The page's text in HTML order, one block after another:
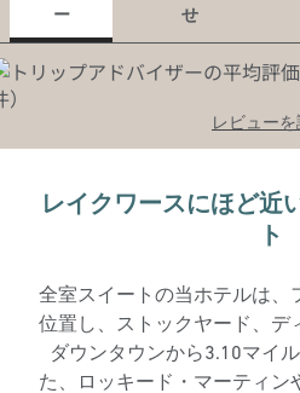
ー
せ
レビューを
レイクワースにほど近
ト
全室スイートの当ホテルは、
位置し、ストックヤード、デ
ダウンタウンから3.10マイ
た、ロッキード・マーティン